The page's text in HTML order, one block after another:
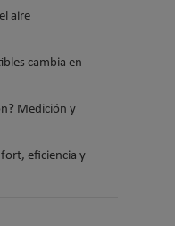
aire
cambia en
Medición y
eficiencia y